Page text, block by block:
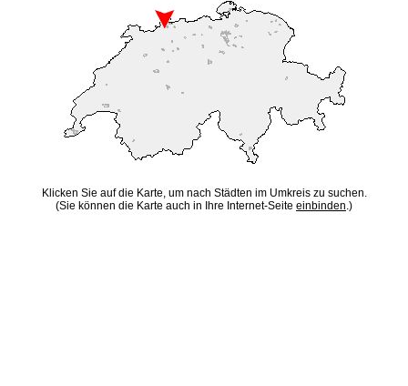
Klicken Sie auf die Karte, um nach Städten im Umkreis zu suchen.
(Sie können die Karte auch in Ihre Internet-Seite einbinden.)